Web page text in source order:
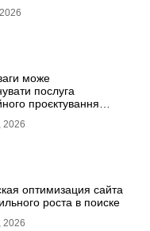
може
послуга
проєктування
2026
оптимизация сайта
роста в поиске
2026